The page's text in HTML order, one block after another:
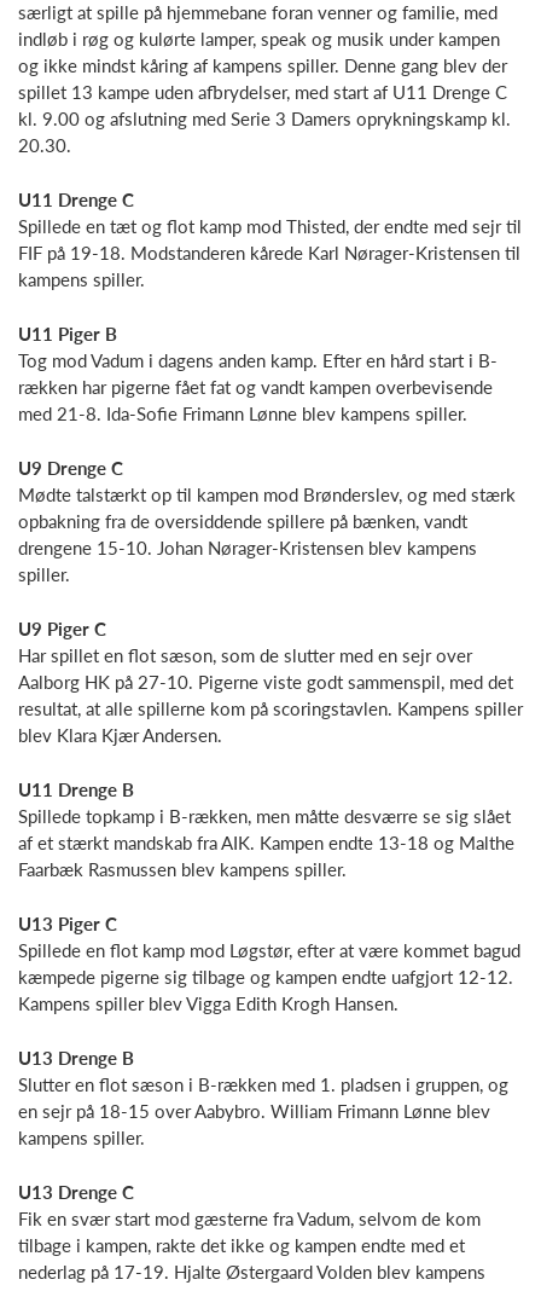
særligt at spille på hjemmebane foran venner og familie, med
indløb i røg og kulørte lamper, speak og musik under kampen
og ikke mindst kåring af kampens spiller. Denne gang blev der
spillet 13 kampe uden afbrydelser, med start af U11 Drenge C
kl. 9.00 og afslutning med Serie 3 Damers oprykningskamp kl.
20.30.
U11 Drenge C
Spillede en tæt og flot kamp mod Thisted, der endte med sejr til
FIF på 19-18. Modstanderen kårede Karl Nørager-Kristensen til
kampens spiller.
U11 Piger B
Tog mod Vadum i dagens anden kamp. Efter en hård start i B-
rækken har pigerne fået fat og vandt kampen overbevisende
med 21-8. Ida-Sofie Frimann Lønne blev kampens spiller.
U9 Drenge C
Mødte talstærkt op til kampen mod Brønderslev, og med stærk
opbakning fra de oversiddende spillere på bænken, vandt
drengene 15-10. Johan Nørager-Kristensen blev kampens
spiller.
U9 Piger C
Har spillet en flot sæson, som de slutter med en sejr over
Aalborg HK på 27-10. Pigerne viste godt sammenspil, med det
resultat, at alle spillerne kom på scoringstavlen. Kampens spiller
blev Klara Kjær Andersen.
U11 Drenge B
Spillede topkamp i B-rækken, men måtte desværre se sig slået
af et stærkt mandskab fra AIK. Kampen endte 13-18 og Malthe
Faarbæk Rasmussen blev kampens spiller.
U13 Piger C
Spillede en flot kamp mod Løgstør, efter at være kommet bagud
kæmpede pigerne sig tilbage og kampen endte uafgjort 12-12.
Kampens spiller blev Vigga Edith Krogh Hansen.
U13 Drenge B
Slutter en flot sæson i B-rækken med 1. pladsen i gruppen, og
en sejr på 18-15 over Aabybro. William Frimann Lønne blev
kampens spiller.
U13 Drenge C
Fik en svær start mod gæsterne fra Vadum, selvom de kom
tilbage i kampen, rakte det ikke og kampen endte med et
nederlag på 17-19. Hjalte Østergaard Volden blev kampens